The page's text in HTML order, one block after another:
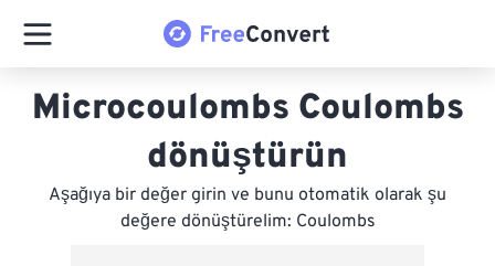
Microcoulombs Coulombs
dönüştürün
Aşağıya bir değer girin ve bunu otomatik olarak şu
değere dönüştürelim: Coulombs